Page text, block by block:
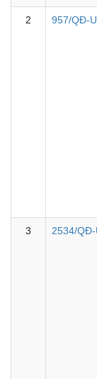
2 957/QĐ-
3 2534/QĐ-